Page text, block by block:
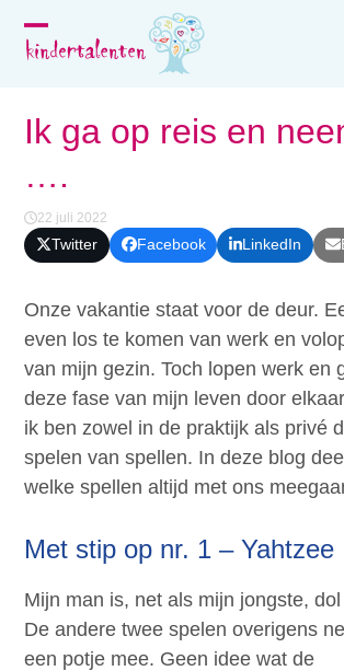
Open
menu
Close
menu
Ik ga op reis en
….
22 juli 2022
Twitter Facebook LinkedIn
Onze vakantie staat voor de deur.
even los te komen van werk en
van mijn gezin. Toch lopen werk en
deze fase van mijn leven door
ik ben zowel in de praktijk als privé
spelen van spellen. In deze blog
welke spellen altijd met ons
Met stip op nr. 1 – Yahtzee
Mijn man is, net als mijn jongste,
De andere twee spelen overigens
een potje mee. Geen idee wat de